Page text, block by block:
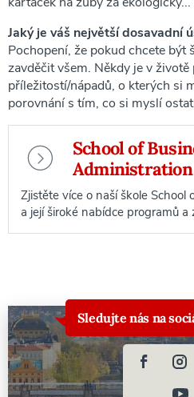
Jaký je váš největší dosavadní
Pochopení, že pokud chcete být
zavděčit všem. Někdy je v
příležitostí/nápadů, o kterých si
porovnání s tím, co si myslí
School of
Administration
Zjistěte více o naší škole
a její široké nabídce programů a
Sledujte nás na